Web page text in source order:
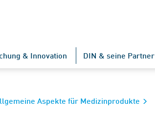
& Innovation DIN & seine Partner
Aspekte für Medizinprodukte